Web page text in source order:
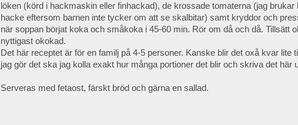
löken (körd i hackmaskin eller finhackad), de krossade tomaterna (jag brukar
hacke eftersom barnen inte tycker om att se skalbitar) samt kryddor och
när soppan börjat koka och småkoka i 45-60 min. Rör om då och då. Tillsätt
nyttigast okokad.
Det här receptet är för en familj på 4-5 personer. Kanske blir det oxå kvar lite
jag gör det ska jag kolla exakt hur många portioner det blir och skriva det här
Serveras med fetaost, färskt bröd och gärna en sallad.